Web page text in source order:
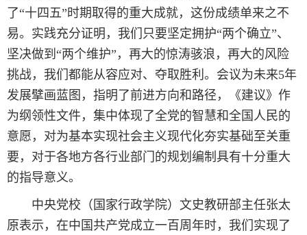
了“十四五”时期取得的重大成就，这份成绩单来之不
易。实践充分证明，我们只要坚定拥护“两个确立”、
坚决做到“两个维护”，再大的惊涛骇浪，再大的风险
挑战，我们都能从容应对、夺取胜利。会议为未来5年
发展擘画蓝图，指明了前进方向和路径，《建议》作
为纲领性文件，集中体现了全党的智慧和全国人民的
意愿，对为基本实现社会主义现代化夯实基础至关重
要，对于各地方各行业部门的规划编制具有十分重大
的指导意义。
中央党校（国家行政学院）文史教研部主任张太
原表示，在中国共产党成立一百周年时，我们实现了